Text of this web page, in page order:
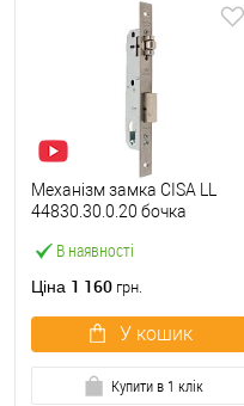
В наявності
Механізм замка CISA LL
44830.30.0.20 бочка
нержавіюча сталь
Ціна 1 160 грн.
У кошик
Купити в 1 клік